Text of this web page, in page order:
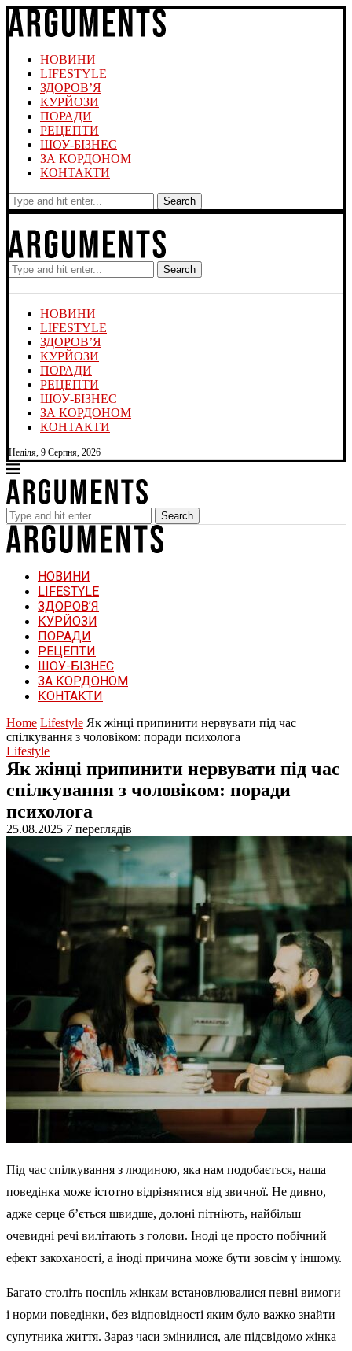
НОВИНИ
LIFESTYLE
ЗДОРОВ’Я
КУРЙОЗИ
ПОРАДИ
РЕЦЕПТИ
ШОУ-БІЗНЕС
ЗА КОРДОНОМ
КОНТАКТИ
Search
Search
НОВИНИ
LIFESTYLE
ЗДОРОВ’Я
КУРЙОЗИ
ПОРАДИ
РЕЦЕПТИ
ШОУ-БІЗНЕС
ЗА КОРДОНОМ
КОНТАКТИ
Неділя, 9 Серпня, 2026
Search
НОВИНИ
LIFESTYLE
ЗДОРОВ’Я
КУРЙОЗИ
ПОРАДИ
РЕЦЕПТИ
ШОУ-БІЗНЕС
ЗА КОРДОНОМ
КОНТАКТИ
Home Lifestyle Як жінці припинити нервувати під час
спілкування з чоловіком: поради психолога
Lifestyle
Як жінці припинити нервувати під час
спілкування з чоловіком: поради
психолога
25.08.2025 7переглядів
Під час спілкування з людиною, яка нам подобається, наша
поведінка може істотно відрізнятися від звичної. Не дивно,
адже серце б’ється швидше, долоні пітніють, найбільш
очевидні речі вилітають з голови. Іноді це просто побічний
ефект закоханості, а іноді причина може бути зовсім у іншому.
Багато століть поспіль жінкам встановлювалися певні вимоги
і норми поведінки, без відповідності яким було важко знайти
супутника життя. Зараз часи змінилися, але підсвідомо жінка